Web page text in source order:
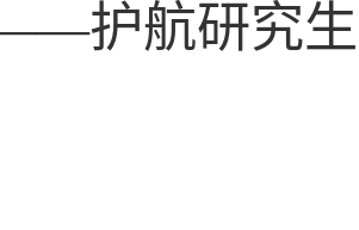
护航研究